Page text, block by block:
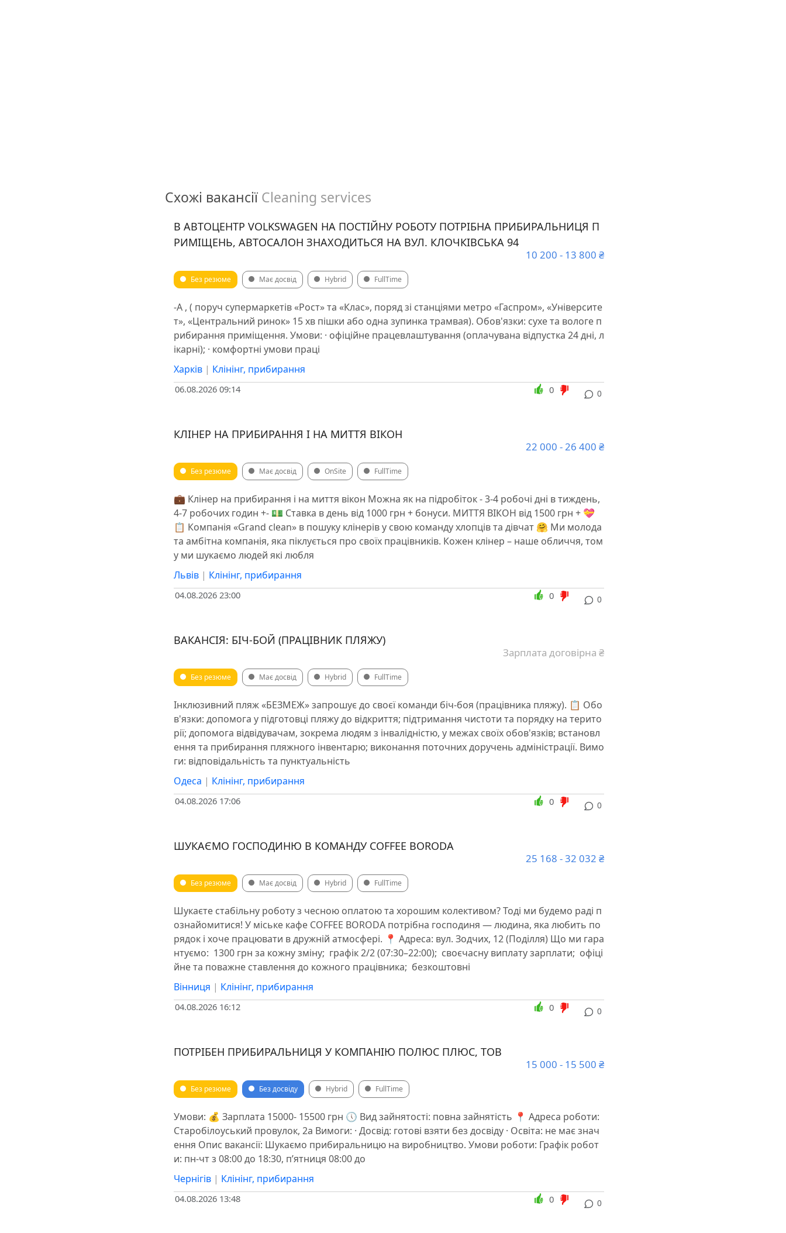
Схожі вакансії Cleaning services
В АВТОЦЕНТР VOLKSWAGEN НА ПОСТІЙНУ РОБОТУ ПОТРІБНА ПРИБИРАЛЬНИЦЯ П
РИМІЩЕНЬ, АВТОСАЛОН ЗНАХОДИТЬСЯ НА ВУЛ. КЛОЧКІВСЬКА 94
10 200 - 13 800 ₴
Без резюме Має досвід Hybrid FullTime
-А , ( поруч супермаркетів «Рост» та «Клас», поряд зі станціями метро «Гаспром», «Університе
т», «Центральний ринок» 15 хв пішки або одна зупинка трамвая). Обов'язки: сухе та вологе п
рибирання приміщення. Умови: · офіційне працевлаштування (оплачувана відпустка 24 дні, л
ікарні); · комфортні умови праці
Харків | Клінінг, прибирання
06.08.2026 09:14 0
0
КЛІНЕР НА ПРИБИРАННЯ І НА МИТТЯ ВІКОН
22 000 - 26 400 ₴
Без резюме Має досвід OnSite FullTime
​​💼 Клінер на прибирання і на миття вікон Можна як на підробіток - 3-4 робочі дні в тиждень,
4-7 робочих годин +- 💵 Ставка в день від 1000 грн + бонуси. МИТТЯ ВІКОН від 1500 грн + 💝
📋 Компанія «Grand clean» в пошуку клінерів у свою команду хлопців та дівчат 🤗 Ми молода
та амбітна компанія, яка піклується про своїх працівників. Кожен клінер – наше обличчя, том
у ми шукаємо людей які любля
Львів | Клінінг, прибирання
04.08.2026 23:00 0
0
ВАКАНСІЯ: БІЧ-БОЙ (ПРАЦІВНИК ПЛЯЖУ)
Зарплата договірна ₴
Без резюме Має досвід Hybrid FullTime
Інклюзивний пляж «БЕЗМЕЖ» запрошує до своєї команди біч-боя (працівника пляжу). 📋 Обо
в'язки: допомога у підготовці пляжу до відкриття; підтримання чистоти та порядку на терито
рії; допомога відвідувачам, зокрема людям з інвалідністю, у межах своїх обов'язків; встановл
ення та прибирання пляжного інвентарю; виконання поточних доручень адміністрації. Вимо
ги: відповідальність та пунктуальність
Одеса | Клінінг, прибирання
04.08.2026 17:06 0
0
ШУКАЄМО ГОСПОДИНЮ В КОМАНДУ COFFEE BORODA
25 168 - 32 032 ₴
Без резюме Має досвід Hybrid FullTime
Шукаєте стабільну роботу з чесною оплатою та хорошим колективом? Тоді ми будемо раді п
ознайомитися! У міське кафе COFFEE BORODA потрібна господиня — людина, яка любить по
рядок і хоче працювати в дружній атмосфері. 📍 Адреса: вул. Зодчих, 12 (Поділля) Що ми гара
нтуємо: ️ 1300 грн за кожну зміну; ️ графік 2/2 (07:30–22:00); ️ своєчасну виплату зарплати; ️ офіці
йне та поважне ставлення до кожного працівника; ️ безкоштовні
Вінниця | Клінінг, прибирання
04.08.2026 16:12 0
0
ПОТРІБЕН ПРИБИРАЛЬНИЦЯ У КОМПАНІЮ ПОЛЮС ПЛЮС, ТОВ
15 000 - 15 500 ₴
Без резюме Без досвіду Hybrid FullTime
Умови: 💰 Зарплата 15000- 15500 грн 🕔 Вид зайнятості: повна зайнятість 📍 Адреса роботи:
Старобілоуський провулок, 2а Вимоги: · Досвід: готові взяти без досвіду · Освіта: не має знач
ення Опис вакансії: Шукаємо прибиральницю на виробництво. Умови роботи: Графік робот
и: пн-чт з 08:00 до 18:30, п’ятниця 08:00 до
Чернігів | Клінінг, прибирання
04.08.2026 13:48 0
0